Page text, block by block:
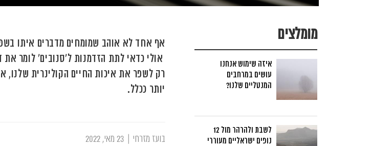
אף אחד לא אוהב שמומחים מדברים איתו
אולי כדאי לתת הזדמנות ל'סנובים' לומר
רק לשפר את איכות החיים הקולינרית שלנו,
יותר ככלל.
בועז מזרחי
מומלצים
איזה שימוש אנחנו
עושים במרחבים
המנטליים שלנו?
לשבת ולהרהר מול 12
נופים ישראליים מעוררי